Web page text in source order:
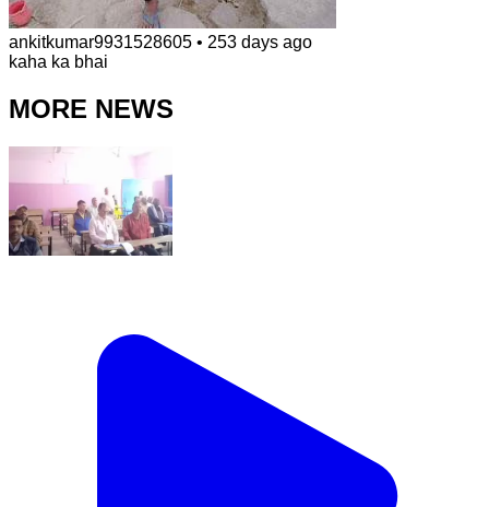
ankitkumar9931528605 • 253 days ago
kaha ka bhai
MORE NEWS